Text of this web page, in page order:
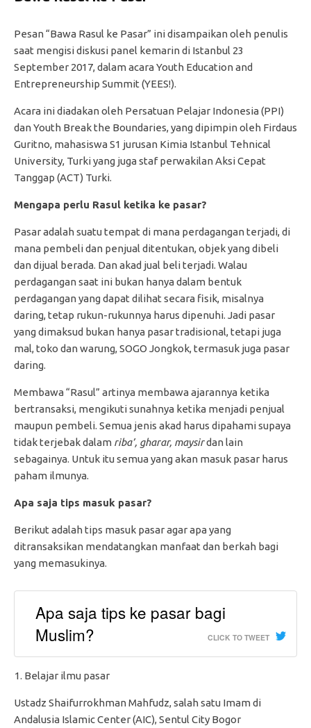
Pesan “Bawa Rasul ke Pasar” ini disampaikan oleh penulis
saat mengisi diskusi panel kemarin di Istanbul 23
September 2017, dalam acara Youth Education and
Entrepreneurship Summit (YEES!).
Acara ini diadakan oleh Persatuan Pelajar Indonesia (PPI)
dan Youth Break the Boundaries, yang dipimpin oleh Firdaus
Guritno, mahasiswa S1 jurusan Kimia Istanbul Tehnical
University, Turki yang juga staf perwakilan Aksi Cepat
Tanggap (ACT) Turki.
Mengapa perlu Rasul ketika ke pasar?
Pasar adalah suatu tempat di mana perdagangan terjadi, di
mana pembeli dan penjual ditentukan, objek yang dibeli
dan dijual berada. Dan akad jual beli terjadi. Walau
perdagangan saat ini bukan hanya dalam bentuk
perdagangan yang dapat dilihat secara fisik, misalnya
daring, tetap rukun-rukunnya harus dipenuhi. Jadi pasar
yang dimaksud bukan hanya pasar tradisional, tetapi juga
mal, toko dan warung, SOGO Jongkok, termasuk juga pasar
daring.
Membawa “Rasul” artinya membawa ajarannya ketika
bertransaksi, mengikuti sunahnya ketika menjadi penjual
maupun pembeli. Semua jenis akad harus dipahami supaya
tidak terjebak dalam riba’, gharar, maysirdan lain
sebagainya. Untuk itu semua yang akan masuk pasar harus
paham ilmunya.
Apa saja tips masuk pasar?
Berikut adalah tips masuk pasar agar apa yang
ditransaksikan mendatangkan manfaat dan berkah bagi
yang memasukinya.
Apa saja tips ke pasar bagi
Muslim?
CLICK TO TWEET
Belajar ilmu pasar
Ustadz Shaifurrokhman Mahfudz, salah satu Imam di
Andalusia Islamic Center (AIC), Sentul City Bogor